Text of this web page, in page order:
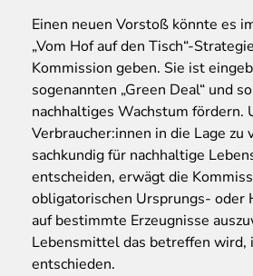
Einen neuen Vorstoß könnte es
„Vom Hof auf den Tisch“-
Kommission geben. Sie ist
sogenannten „Green Deal“ und
nachhaltiges Wachstum fördern.
Verbraucher:innen in die Lage zu
sachkundig für nachhaltige
entscheiden, erwägt die
obligatorischen Ursprungs- oder
auf bestimmte Erzeugnisse
Lebensmittel das betreffen wird,
entschieden.